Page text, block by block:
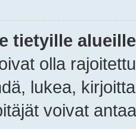
tietyille
olla
lukea,
voivat